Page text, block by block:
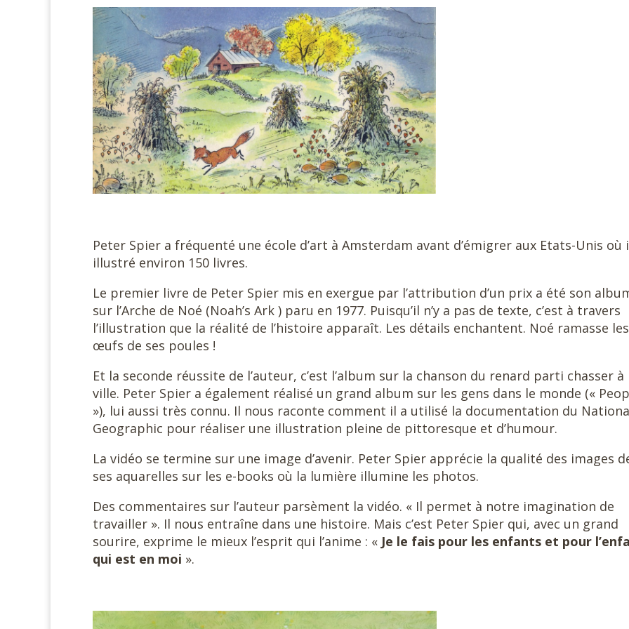
Peter Spier a fréquenté une école d’art à Amsterdam avant d’émigrer aux Etats-Unis où
illustré environ 150 livres.
Le premier livre de Peter Spier mis en exergue par l’attribution d’un prix a été son
sur l’Arche de Noé (Noah’s Ark ) paru en 1977. Puisqu’il n’y a pas de texte, c’est à travers
l’illustration que la réalité de l’histoire apparaît. Les détails enchantent. Noé ramasse les
œufs de ses poules !
Et la seconde réussite de l’auteur, c’est l’album sur la chanson du renard parti chasser à
ville. Peter Spier a également réalisé un grand album sur les gens dans le monde («
»), lui aussi très connu. Il nous raconte comment il a utilisé la documentation du
Geographic pour réaliser une illustration pleine de pittoresque et d’humour.
La vidéo se termine sur une image d’avenir. Peter Spier apprécie la qualité des images
ses aquarelles sur les e-books où la lumière illumine les photos.
Des commentaires sur l’auteur parsèment la vidéo. « Il permet à notre imagination de
travailler ». Il nous entraîne dans une histoire. Mais c’est Peter Spier qui, avec un grand
sourire, exprime le mieux l’esprit qui l’anime : « Je le fais pour les enfants et pour
qui est en moi ».